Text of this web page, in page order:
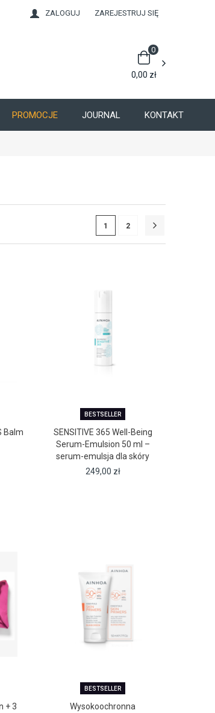
ZALOGUJ ZAREJESTRUJ SIĘ
0
0,00 zł
PROMOCJE JOURNAL KONTAKT
1 2
Balm
BESTSELLER
SENSITIVE 365 Well-Being
Serum-Emulsion 50 ml –
serum-emulsja dla skóry
wrażliwej
249,00 zł
+ 3
BESTSELLER
Wysokoochronna